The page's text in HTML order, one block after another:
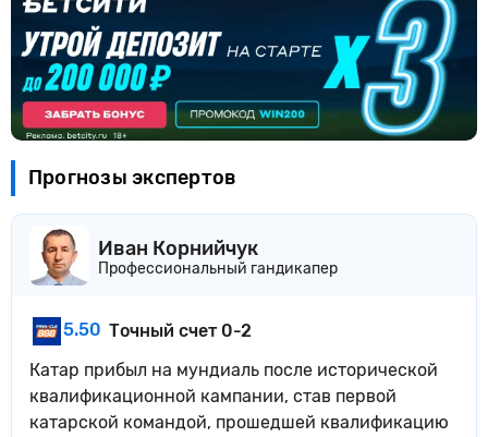
Прогнозы экспертов
Иван Корнийчук
Профессиональный гандикапер
5.50 Точный счет 0-2
Катар прибыл на мундиаль после исторической
квалификационной кампании, став первой
катарской командой, прошедшей квалификацию